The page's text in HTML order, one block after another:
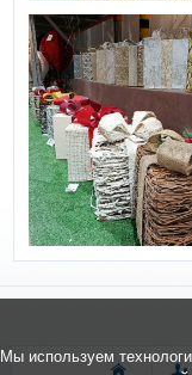
Мы используем